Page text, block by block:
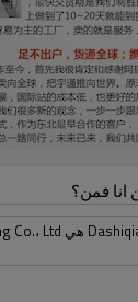
انا فمن؟